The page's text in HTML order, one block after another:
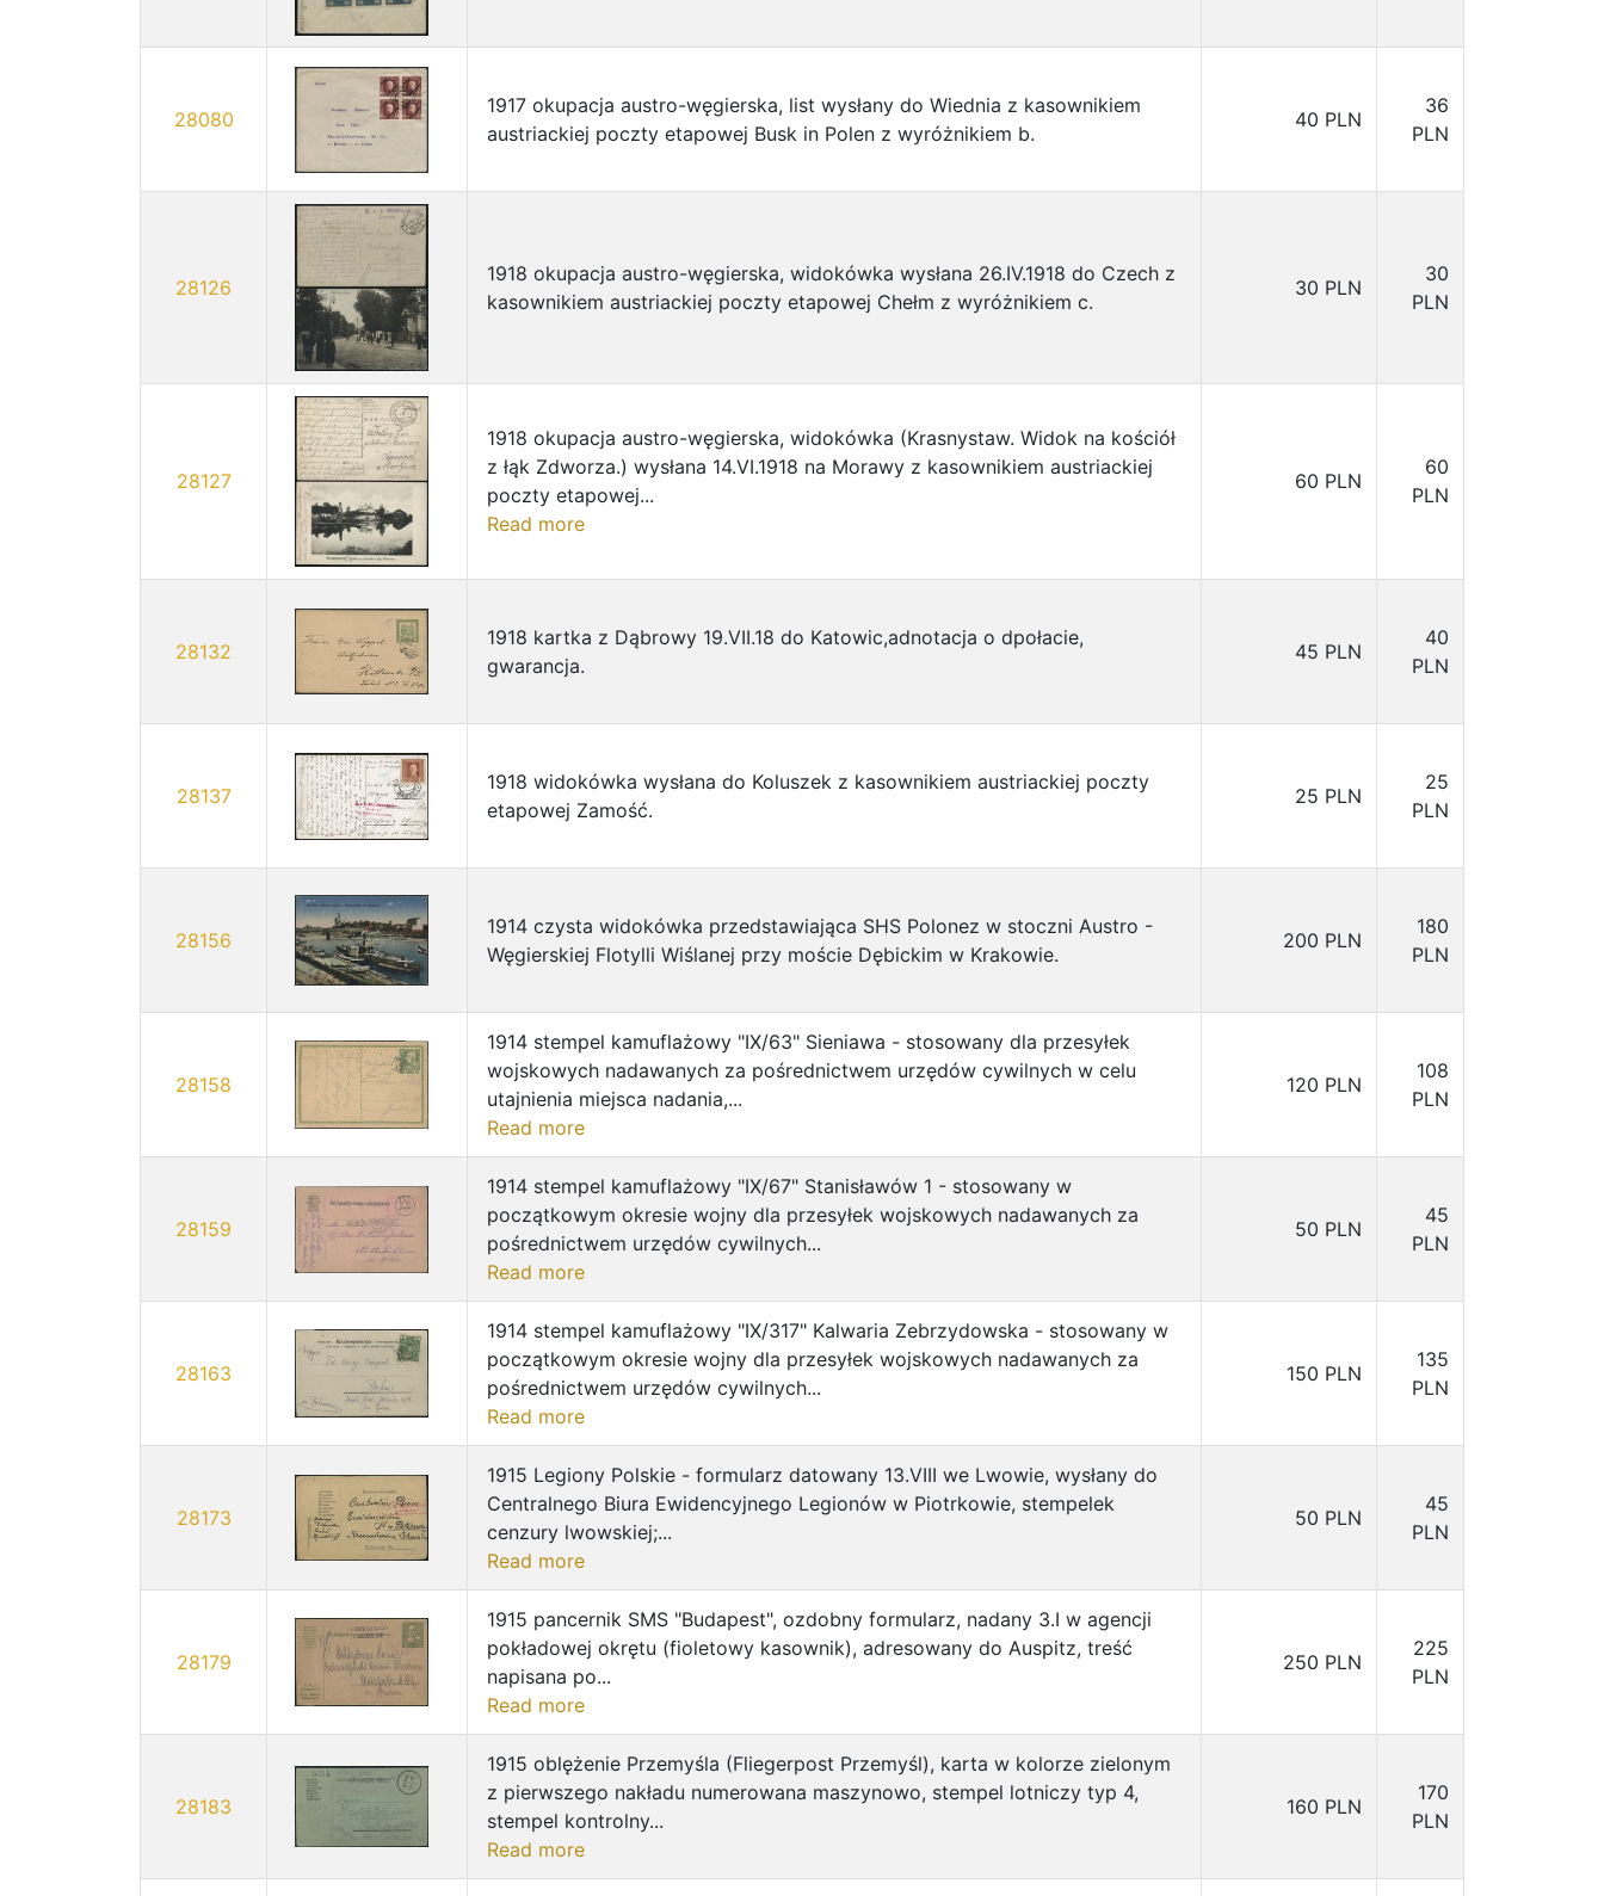
28080
1917 okupacja austro-węgierska, list wysłany do Wiednia z kasownikiem
austriackiej poczty etapowej Busk in Polen z wyróżnikiem b.
40 PLN
36
PLN
28126
1918 okupacja austro-węgierska, widokówka wysłana 26.IV.1918 do Czech z
kasownikiem austriackiej poczty etapowej Chełm z wyróżnikiem c.
30 PLN
30
PLN
28127
1918 okupacja austro-węgierska, widokówka (Krasnystaw. Widok na kościół
z łąk Zdworza.) wysłana 14.VI.1918 na Morawy z kasownikiem austriackiej
poczty etapowej...
Read more
60 PLN
60
PLN
28132
1918 kartka z Dąbrowy 19.VII.18 do Katowic,adnotacja o dpołacie,
gwarancja.
45 PLN
40
PLN
28137
1918 widokówka wysłana do Koluszek z kasownikiem austriackiej poczty
etapowej Zamość.
25 PLN
25
PLN
28156
1914 czysta widokówka przedstawiająca SHS Polonez w stoczni Austro -
Węgierskiej Flotylli Wiślanej przy moście Dębickim w Krakowie.
200 PLN
180
PLN
28158
1914 stempel kamuflażowy "IX/63" Sieniawa - stosowany dla przesyłek
wojskowych nadawanych za pośrednictwem urzędów cywilnych w celu
utajnienia miejsca nadania,...
Read more
120 PLN
108
PLN
28159
1914 stempel kamuflażowy "IX/67" Stanisławów 1 - stosowany w
początkowym okresie wojny dla przesyłek wojskowych nadawanych za
pośrednictwem urzędów cywilnych...
Read more
50 PLN
45
PLN
28163
1914 stempel kamuflażowy "IX/317" Kalwaria Zebrzydowska - stosowany w
początkowym okresie wojny dla przesyłek wojskowych nadawanych za
pośrednictwem urzędów cywilnych...
Read more
150 PLN
135
PLN
28173
1915 Legiony Polskie - formularz datowany 13.VIII we Lwowie, wysłany do
Centralnego Biura Ewidencyjnego Legionów w Piotrkowie, stempelek
cenzury lwowskiej;...
Read more
50 PLN
45
PLN
28179
1915 pancernik SMS "Budapest", ozdobny formularz, nadany 3.I w agencji
pokładowej okrętu (fioletowy kasownik), adresowany do Auspitz, treść
napisana po...
Read more
250 PLN
225
PLN
28183
1915 oblężenie Przemyśla (Fliegerpost Przemyśl), karta w kolorze zielonym
z pierwszego nakładu numerowana maszynowo, stempel lotniczy typ 4,
stempel kontrolny...
Read more
160 PLN
170
PLN